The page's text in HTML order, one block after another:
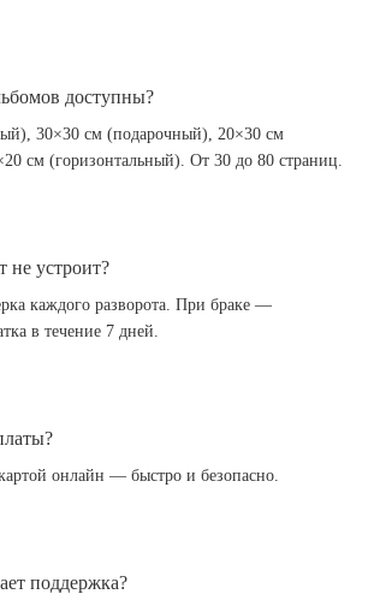
доступны?
30×30 см (подарочный), 20×30 см
см (горизонтальный). От 30 до 80 страниц.
не устроит?
каждого разворота. При браке —
в течение 7 дней.
онлайн — быстро и безопасно.
поддержка?